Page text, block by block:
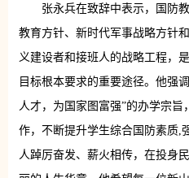
张永兵在致辞中表示，国防
教育方针、新时代军事战略方针
义建设者和接班人的战略工程，
目标根本要求的重要途径。他强
人才，为国家图富强”的办学宗
作，不断提升学生综合国防素质,
人踔厉奋发、薪火相传，在投身